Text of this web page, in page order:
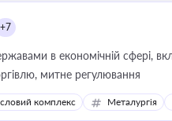
+7
в економічній сфері,
митне регулювання
комплекс Металургія